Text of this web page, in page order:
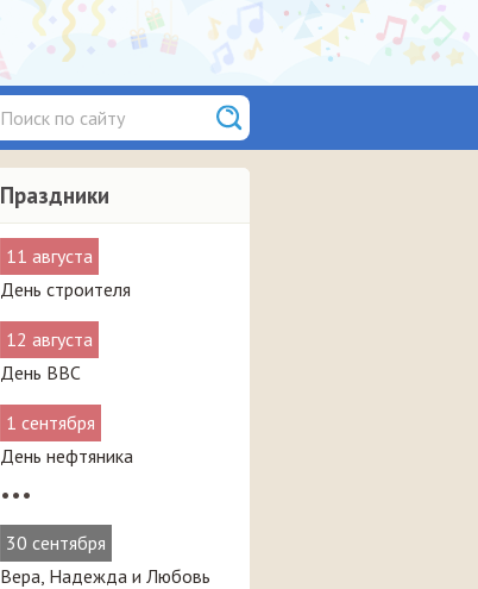
Праздники
11 августа
День строителя
12 августа
День ВВС
1 сентября
День нефтяника
•••
30 сентября
Вера, Надежда и Любовь